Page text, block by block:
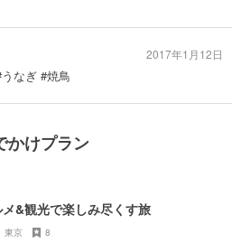
なぎ #焼鳥
2017年1月12日
かけプラン
メ&観光で楽しみ尽くす旅
東京 8